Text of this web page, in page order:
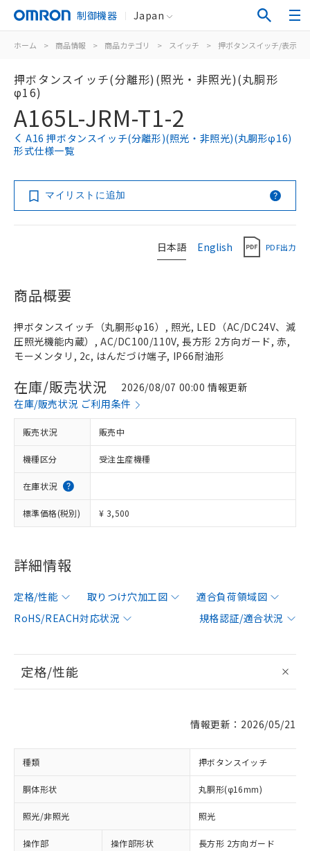
制御機器 Japan
ホーム > 商品情報 > 商品カテゴリ > スイッチ > 押ボタンスイッチ/表示灯
押ボタンスイッチ(分離形)(照光・非照光)(丸胴形
φ16)
A165L-JRM-T1-2
A16 押ボタンスイッチ(分離形)(照光・非照光)(丸胴形φ16)
形式仕様一覧
マイリストに追加
日本語 English PDF出力
商品概要
押ボタンスイッチ（丸胴形φ16）, 照光, LED（AC/DC24V、減
圧照光機能内蔵）, AC/DC100/110V, 長方形 2方向ガード, 赤,
モーメンタリ, 2c, はんだづけ端子, IP66耐油形
在庫/販売状況
2026/08/07 00:00 情報更新
在庫/販売状況 ご利用条件
販売状況 販売中
機種区分 受注生産機種
在庫状況
標準価格(税別) ¥ 3,500
詳細情報
定格/性能 取りつけ穴加工図
適合負荷領域図
RoHS/REACH対応状況
規格認証/適合状況
定格/性能
情報更新：2026/05/21
種類 押ボタンスイッチ
胴体形状 丸胴形(φ16mm)
照光/非照光 照光
操作部 操作部形状 長方形 2方向ガード